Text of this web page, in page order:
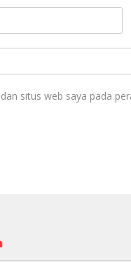
situs web saya pada